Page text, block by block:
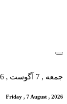
جمعه , 7 آگوست , 2026
Friday , 7 August , 2026